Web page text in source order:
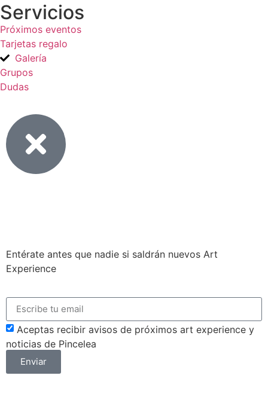
Servicios
Próximos eventos
Tarjetas regalo
Galería
Grupos
Dudas
Entérate antes que nadie si saldrán nuevos Art
Experience
Aceptas recibir avisos de próximos art experience y
noticias de Pincelea
Enviar